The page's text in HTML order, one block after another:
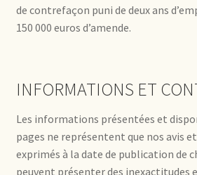
de contrefaçon puni de deux ans
150 000 euros d’amende.
INFORMATIONS ET
Les informations présentées et
pages ne représentent que nos avis
exprimés à la date de publication de
peuvent présenter des inexactitudes